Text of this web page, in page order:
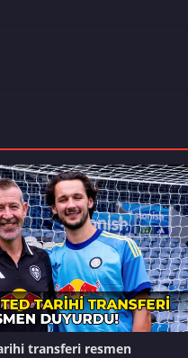
transferi resmen